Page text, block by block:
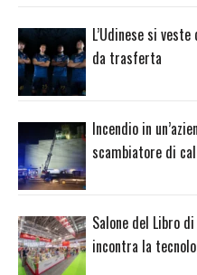
L’Udinese si
da trasferta
Incendio in
scambiatore di
Salone del Libro
incontra la